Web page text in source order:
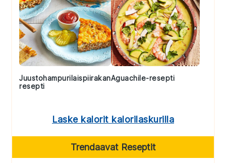
Juustohampurilaispiirakan
resepti
Aguachile-resepti
Laske kalorit kalorilaskurilla
Trendaavat Reseptit